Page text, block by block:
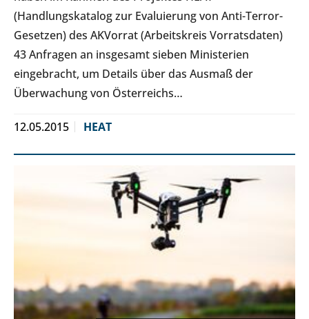
(Handlungskatalog zur Evaluierung von Anti-Terror-
Gesetzen) des AKVorrat (Arbeitskreis Vorratsdaten)
43 Anfragen an insgesamt sieben Ministerien
eingebracht, um Details über das Ausmaß der
Überwachung von Österreichs…
12.05.2015 HEAT